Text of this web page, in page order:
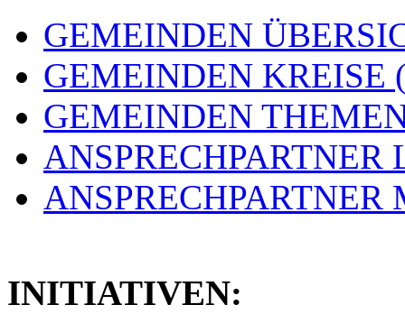
GEMEINDEN
GEMEINDEN KREISE
GEMEINDEN
ANSPRECHPARTNER
ANSPRECHPARTNER
INITIATIVEN: